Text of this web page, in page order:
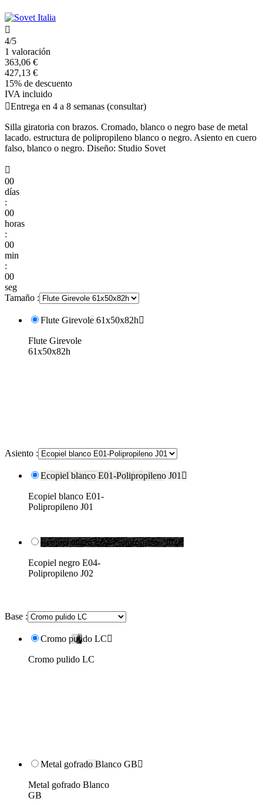

4/5
1 valoración
363,06 €
427,13 €
15% de descuento
IVA incluido
Entrega en 4 a 8 semanas (consultar)
Silla giratoria con brazos. Cromado, blanco o negro base de metal
lacado. estructura de polipropileno blanco o negro. Asiento en cuero
falso, blanco o negro. Diseño: Studio Sovet

00
días
:
00
horas
:
00
min
:
00
seg
Tamaño :
Flute Girevole 61x50x82h
Flute Girevole
61x50x82h
Asiento :
Ecopiel blanco E01-Polipropileno J01 
Ecopiel blanco E01-
Polipropileno J01
Ecopiel negro E04-Polipropileno J02
Ecopiel negro E04-
Polipropileno J02
Base :
Cromo pulido LC
Cromo pulido LC
Metal gofrado Blanco GB
Metal gofrado Blanco
GB